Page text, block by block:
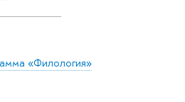
«Филология»